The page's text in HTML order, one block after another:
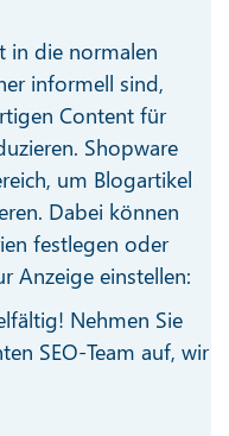
in die normalen
informell sind,
Content für
Shopware
um Blogartikel
Dabei können
festlegen oder
Anzeige einstellen:
Nehmen Sie
SEO-Team auf, wir